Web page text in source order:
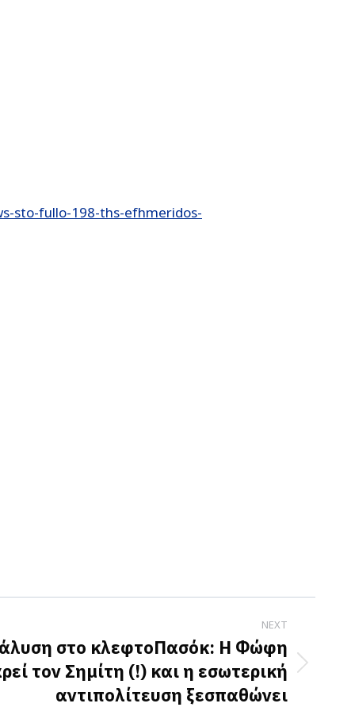
sto-fullo-198-ths-efhmeridos-
NEXT
στο κλεφτοΠασόκ: Η Φώφη
τον Σημίτη (!) και η εσωτερική
αντιπολίτευση ξεσπαθώνει